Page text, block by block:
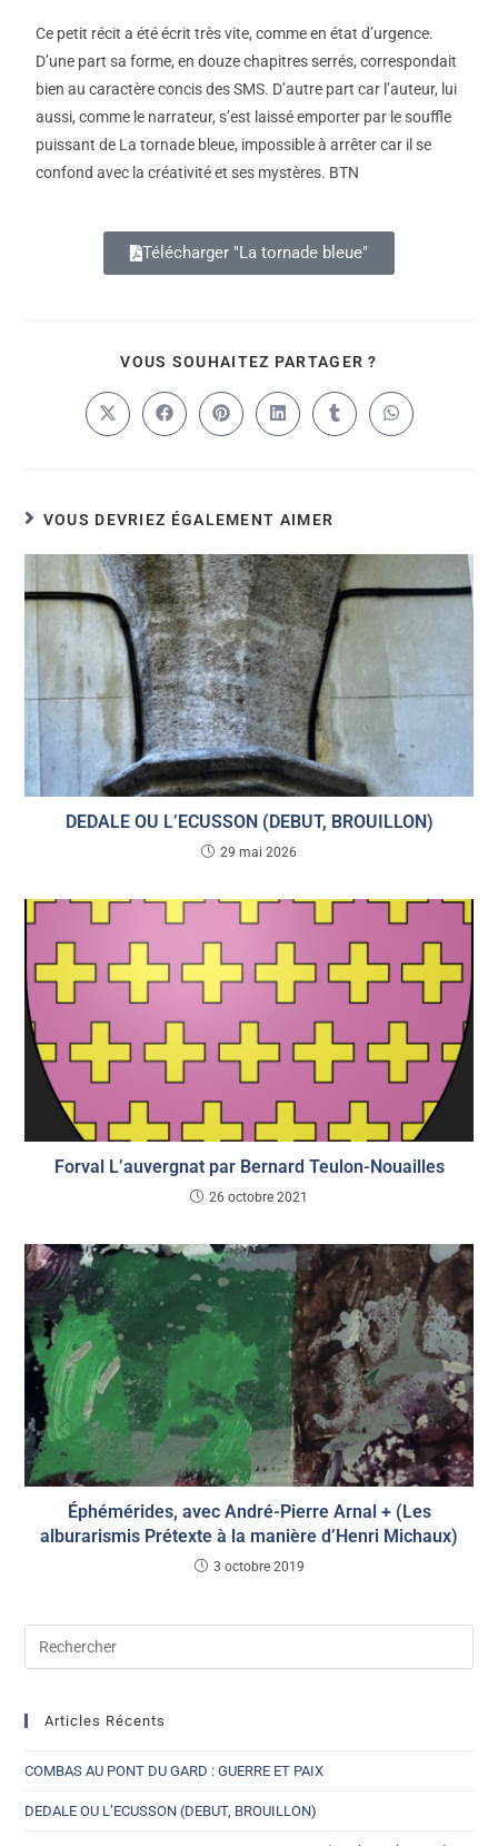
Ce petit récit a été écrit très vite, comme en état d’urgence.
D’une part sa forme, en douze chapitres serrés, correspondait
bien au caractère concis des SMS. D’autre part car l’auteur, lui
aussi, comme le narrateur, s’est laissé emporter par le souffle
puissant de La tornade bleue, impossible à arrêter car il se
confond avec la créativité et ses mystères. BTN
Télécharger "La tornade bleue"
VOUS SOUHAITEZ PARTAGER ?
VOUS DEVRIEZ ÉGALEMENT AIMER
DEDALE OU L’ECUSSON (DEBUT, BROUILLON)
29 mai 2026
Forval L’auvergnat par Bernard Teulon-Nouailles
26 octobre 2021
Éphémérides, avec André-Pierre Arnal + (Les
alburarismis Prétexte à la manière d’Henri Michaux)
3 octobre 2019
Articles Récents
COMBAS AU PONT DU GARD : GUERRE ET PAIX
DEDALE OU L’ECUSSON (DEBUT, BROUILLON)